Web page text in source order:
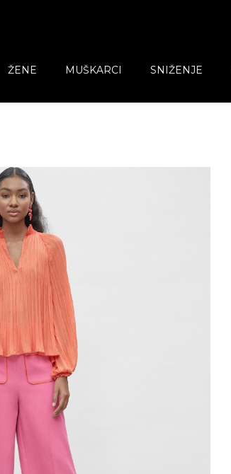
ŽENE MUŠKARCI SNIŽENJE